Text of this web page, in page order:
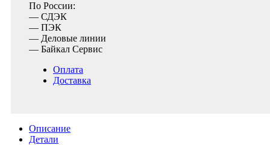
По России:
— СДЭК
— ПЭК
— Деловые линии
— Байкал Сервис
Оплата
Доставка
Описание
Детали